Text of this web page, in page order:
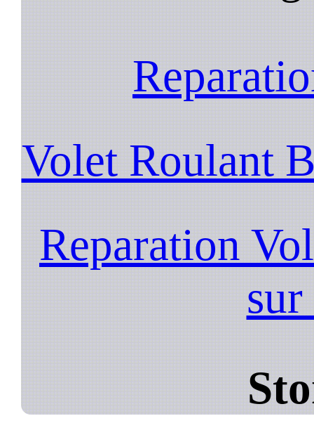
Volet Roulant
Reparation